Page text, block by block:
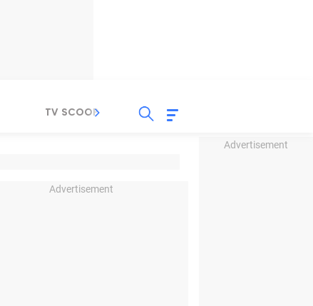
Advertisement
TV SCOOP LIRIK
Advertisement